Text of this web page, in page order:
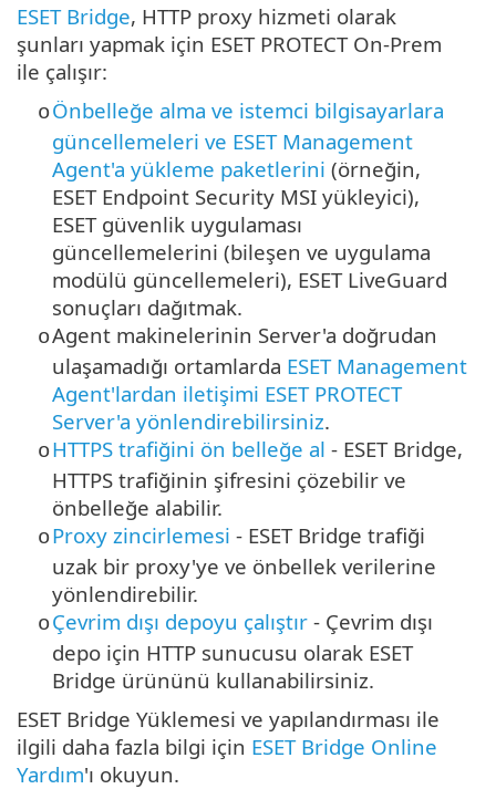
ESET Bridge, HTTP proxy hizmeti olarak
şunları yapmak için ESET PROTECT On-Prem
ile çalışır:
oÖnbelleğe alma ve istemci bilgisayarlara
güncellemeleri ve ESET Management
Agent'a yükleme paketlerini (örneğin,
ESET Endpoint Security MSI yükleyici),
ESET güvenlik uygulaması
güncellemelerini (bileşen ve uygulama
modülü güncellemeleri), ESET LiveGuard
sonuçları dağıtmak.
oAgent makinelerinin Server'a doğrudan
ulaşamadığı ortamlarda ESET Management
Agent'lardan iletişimi ESET PROTECT
Server'a yönlendirebilirsiniz.
oHTTPS trafiğini ön belleğe al - ESET Bridge,
HTTPS trafiğinin şifresini çözebilir ve
önbelleğe alabilir.
oProxy zincirlemesi - ESET Bridge trafiği
uzak bir proxy'ye ve önbellek verilerine
yönlendirebilir.
oÇevrim dışı depoyu çalıştır - Çevrim dışı
depo için HTTP sunucusu olarak ESET
Bridge ürününü kullanabilirsiniz.
ESET Bridge Yüklemesi ve yapılandırması ile
ilgili daha fazla bilgi için ESET Bridge Online
Yardım'ı okuyun.